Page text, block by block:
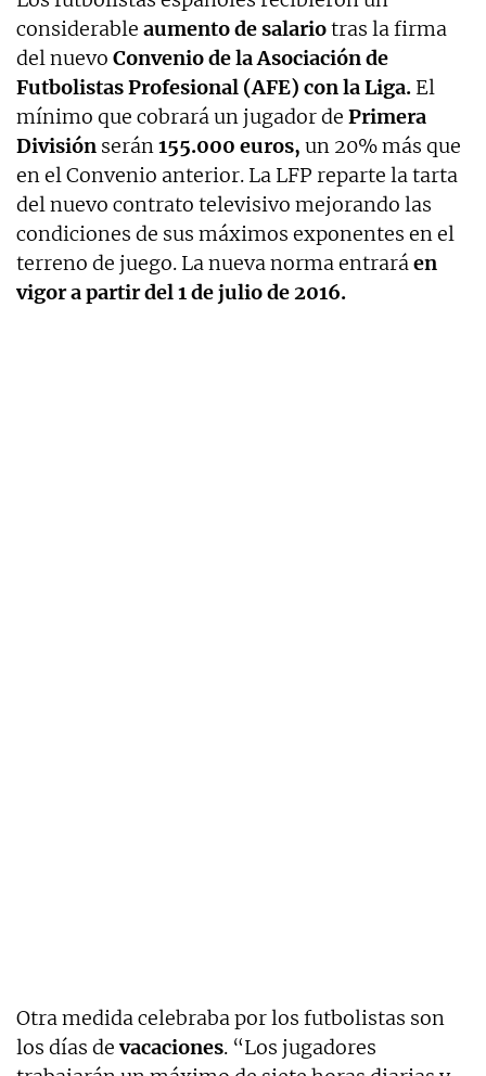
considerable aumento de salariotras la firma
del nuevo Convenio de la Asociación de
Futbolistas Profesional (AFE) con la Liga. El
mínimo que cobrará un jugador de Primera
División serán155.000 euros, un 20% más que
en el Convenio anterior. La LFP reparte la tarta
del nuevo contrato televisivo mejorando las
condiciones de sus máximos exponentes en el
terreno de juego. La nueva norma entraráen
vigor a partir del 1 de julio de 2016.
Otra medida celebraba por los futbolistas son
los días devacaciones. “Los jugadores